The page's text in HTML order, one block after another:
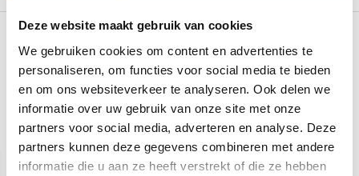
Deze website maakt gebruik van cookies
We gebruiken cookies om content en advertenties te
personaliseren, om functies voor social media te bieden
en om ons websiteverkeer te analyseren. Ook delen we
informatie over uw gebruik van onze site met onze
partners voor social media, adverteren en analyse. Deze
partners kunnen deze gegevens combineren met andere
informatie die u aan ze heeft verstrekt of die ze hebben
Share this product!
Recent bekeken